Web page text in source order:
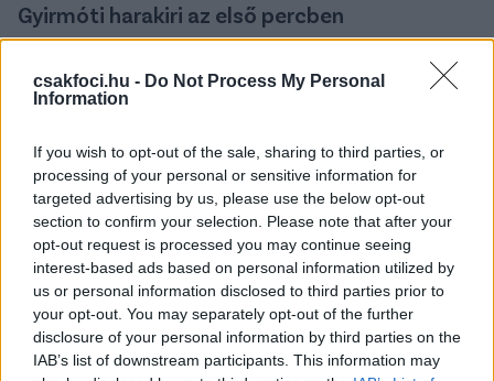
csakfoci.hu - Do Not Process My Personal
Information
If you wish to opt-out of the sale, sharing to third parties, or
processing of your personal or sensitive information for
targeted advertising by us, please use the below opt-out
section to confirm your selection. Please note that after your
opt-out request is processed you may continue seeing
interest-based ads based on personal information utilized by
us or personal information disclosed to third parties prior to
your opt-out. You may separately opt-out of the further
disclosure of your personal information by third parties on the
IAB’s list of downstream participants. This information may
Gyirmóti harakiri az első percben
Kevesebb, mint egy percet kellett várni a soroksári
vezető gólra a vasárnapi, Gyirmót elleni meccsen:
Molnár beadása és Csernik csúsztatása után
labdát a kapus mellett, amivel máris vezetett a
Soroksár. Lipcsei Péter együttese a folytatásban
sem hagyott nyitva sok kaput a mérkőzés
kimenetelét illetően, már 4-0-ra is vezetett, végül 4-
2-re győzött az éllovas Gyirmót ellen.